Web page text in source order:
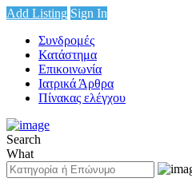
Add Listing Sign In
Συνδρομές
Κατάστημα
Επικοινωνία
Ιατρικά Άρθρα
Πίνακας ελέγχου
Search
What